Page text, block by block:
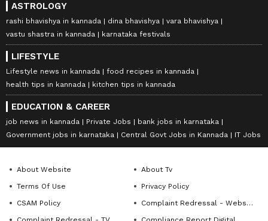
ASTROLOGY
rashi bhavishya in kannada dina bhavishya
vara bhavishya
vastu shastra in kannada
karnataka festivals
LIFESTYLE
Lifestyle news in kannada
food recipes in kannada
health tips in kannada
kitchen tips in kannada
EDUCATION & CAREER
job news in kannada Private Jobs
bank jobs in karnataka
Government jobs in karnataka
Central Govt Jobs in Kannada IT Jobs
About Website
About Tv
Terms Of Use
Privacy Policy
CSAM Policy
Complaint Redressal - Website